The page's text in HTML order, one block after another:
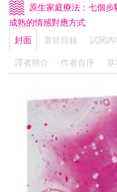
原生家庭療法：七個
成熟的情感對應方式
封面
章節目錄 試閱內
譯者簡介
作者自序